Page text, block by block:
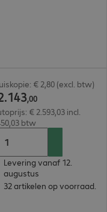
€ 2,80 (excl. btw)
.143,00
€ 2.593,03 incl.
btw
Levering vanaf 12.
augustus
32 artikelen op voorraad.